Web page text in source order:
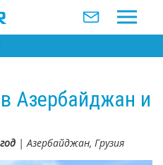
Азербайджан и
| Азербайджан, Грузия